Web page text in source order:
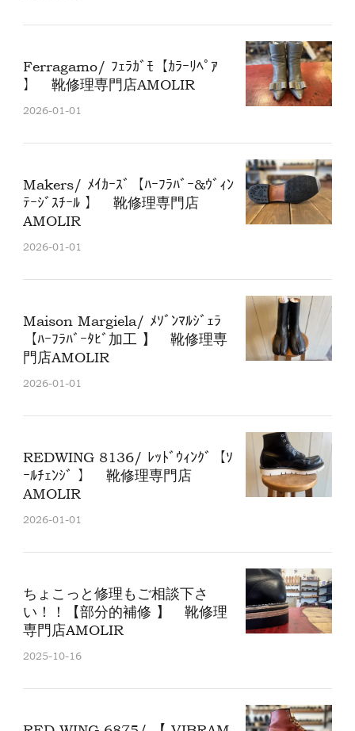
Ferragamo/ ﾌｪﾗｶﾞﾓ【ｶﾗｰﾘﾍﾟｱ
】 靴修理専門店AMOLIR
2026-01-01
Makers/ ﾒｲｶｰｽﾞ【ﾊｰﾌﾗﾊﾞｰ&ｳﾞｨﾝ
ﾃｰｼﾞｽﾁｰﾙ 】 靴修理専門店
AMOLIR
2026-01-01
Maison Margiela/ ﾒｿﾞﾝﾏﾙｼﾞｪﾗ
【ﾊｰﾌﾗﾊﾞｰﾀﾋﾞ加工 】 靴修理専
門店AMOLIR
2026-01-01
REDWING 8136/ ﾚｯﾄﾞｳｨﾝｸﾞ【ｿ
ｰﾙﾁｪﾝｼﾞ 】 靴修理専門店
AMOLIR
2026-01-01
ちょこっと修理もご相談下さ
い！！【部分的補修 】 靴修理
専門店AMOLIR
2025-10-16